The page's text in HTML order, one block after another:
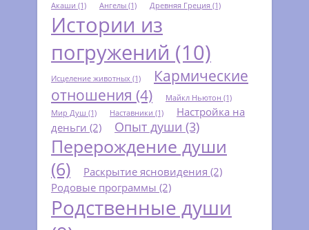
Акаши (1) Ангелы (1) Древняя Греция (1)
Истории из
погружений (10)
Исцеление животных (1)
Кармические
отношения (4) Майкл Ньютон (1)
Мир Душ (1) Наставники (1)
Настройка на
деньги (2) Опыт души (3)
Перерождение души
(6)
Раскрытие ясновидения (2)
Родовые программы (2)
Родственные души